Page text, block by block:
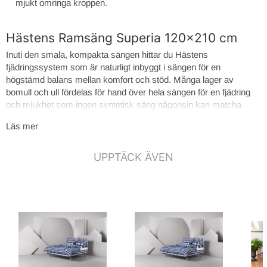
mjukt omringa kroppen.
Hästens Ramsäng Superia 120x210 cm
Inuti den smala, kompakta sängen hittar du Hästens
fjädringssystem som är naturligt inbyggt i sängen för en
högstämd balans mellan komfort och stöd. Många lager av
bomull och ull fördelas för hand över hela sängen för en fjädring
och mjukhet som ingen syntetisk säng någonsin kan matcha.
Precis som alla andra komponenter i en Hästens-säng är
av sängen. Fjädringen, hållbarheten och ”mjukheten” i fjädrarna är
konstruktionen av den perfekt anpassade ramen till
underspänningen som förhindrar att damm tränger upp i sängen.
Superia beskrivs ofta som följsam att ta på med lager av
naturmaterial som formar sig för att ge stöd åt och mjukt omringa
Läs mer
UPPTÄCK ÄVEN